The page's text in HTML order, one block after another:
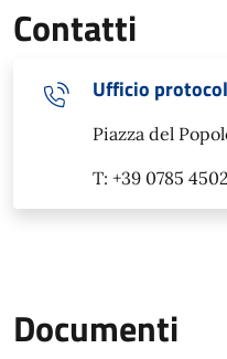
Contatti
Ufficio
Piazza del
T: +39 0785
Documenti